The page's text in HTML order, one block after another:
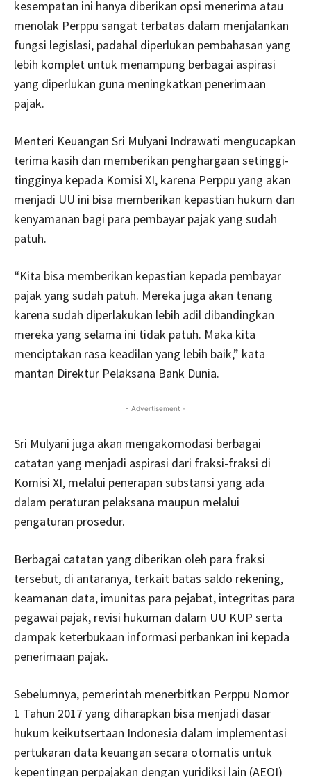
kesempatan ini hanya diberikan opsi menerima atau
menolak Perppu sangat terbatas dalam menjalankan
fungsi legislasi, padahal diperlukan pembahasan yang
lebih komplet untuk menampung berbagai aspirasi
yang diperlukan guna meningkatkan penerimaan
pajak.
Menteri Keuangan Sri Mulyani Indrawati mengucapkan
terima kasih dan memberikan penghargaan setinggi-
tingginya kepada Komisi XI, karena Perppu yang akan
menjadi UU ini bisa memberikan kepastian hukum dan
kenyamanan bagi para pembayar pajak yang sudah
patuh.
“Kita bisa memberikan kepastian kepada pembayar
pajak yang sudah patuh. Mereka juga akan tenang
karena sudah diperlakukan lebih adil dibandingkan
mereka yang selama ini tidak patuh. Maka kita
menciptakan rasa keadilan yang lebih baik,” kata
mantan Direktur Pelaksana Bank Dunia.
- Advertisement -
Sri Mulyani juga akan mengakomodasi berbagai
catatan yang menjadi aspirasi dari fraksi-fraksi di
Komisi XI, melalui penerapan substansi yang ada
dalam peraturan pelaksana maupun melalui
pengaturan prosedur.
Berbagai catatan yang diberikan oleh para fraksi
tersebut, di antaranya, terkait batas saldo rekening,
keamanan data, imunitas para pejabat, integritas para
pegawai pajak, revisi hukuman dalam UU KUP serta
dampak keterbukaan informasi perbankan ini kepada
penerimaan pajak.
Sebelumnya, pemerintah menerbitkan Perppu Nomor
1 Tahun 2017 yang diharapkan bisa menjadi dasar
hukum keikutsertaan Indonesia dalam implementasi
pertukaran data keuangan secara otomatis untuk
kepentingan perpajakan dengan yuridiksi lain (AEOI)